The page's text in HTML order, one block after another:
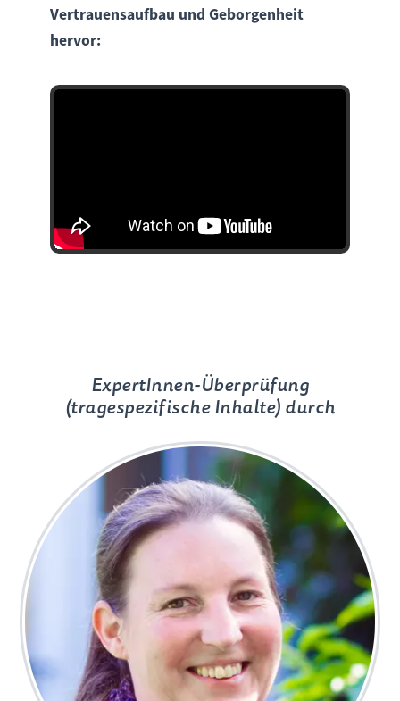
Vertrauensaufbau und Geborgenheit
hervor:
ExpertInnen-Überprüfung
(tragespezifische Inhalte) durch